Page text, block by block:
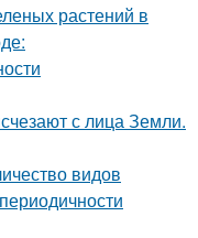
растений в
с лица Земли.
видов